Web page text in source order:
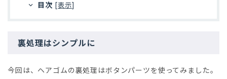
目次 [表示]
裏処理はシンプルに
今回は、ヘアゴムの裏処理はボタンパーツを使ってみました。